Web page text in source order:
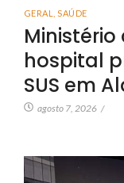
GERAL SAÚDE
Ministério
hospital
SUS em
agosto 7, 2026 /